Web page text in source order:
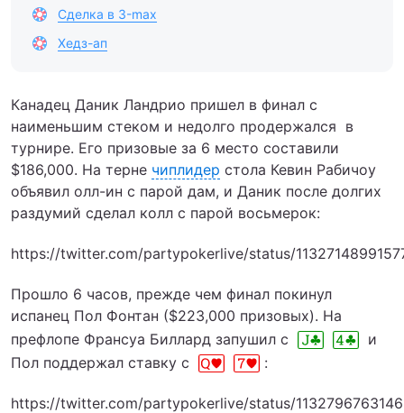
Сделка в 3-max
Хедз-ап
Канадец Даник Ландрио пришел в финал с
наименьшим стеком и недолго продержался в
турнире. Его призовые за 6 место составили
$186,000. На терне чиплидер стола Кевин Рабичоу
объявил олл-ин с парой дам, и Даник после долгих
раздумий сделал колл с парой восьмерок:
https://twitter.com/partypokerlive/status/
Прошло 6 часов, прежде чем финал покинул
испанец Пол Фонтан ($223,000 призовых). На
префлопе Франсуа Биллард запушил с
и
Пол поддержал ставку с
:
https://twitter.com/partypokerlive/status/